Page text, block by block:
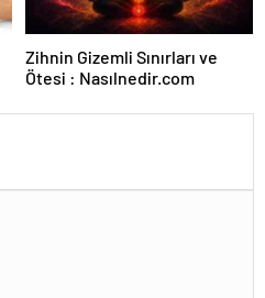
Zihnin Gizemli Sınırları ve
Ötesi : Nasılnedir.com